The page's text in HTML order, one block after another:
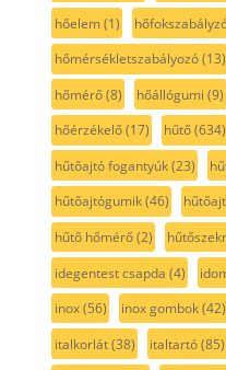
hőelem(1)
hőmérsékletszabályozó(13)
hőmérő(8) hőállógumi (9)
hőérzékelő(17) hűtő(634)
hűtőajtó fogantyúk(23)
hűtőajtógumik(46)
hűtő hőmérő(2)
idegentest csapda (4)
inox(56) inox gombok(42)
italkorlát(38) italtartó(85)